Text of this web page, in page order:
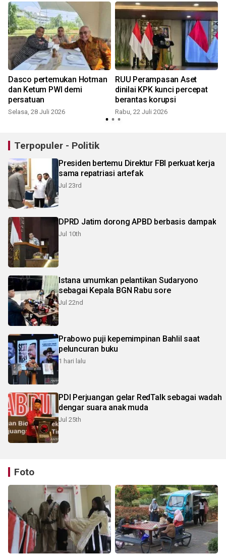
Dasco pertemukan Hotman
dan Ketum PWI demi
persatuan
Selasa, 28 Juli 2026
RUU Perampasan Aset
dinilai KPK kunci percepat
berantas korupsi
Rabu, 22 Juli 2026
Terpopuler - Politik
Presiden bertemu Direktur FBI perkuat kerja
sama repatriasi artefak
Jul 23rd
DPRD Jatim dorong APBD berbasis dampak
Jul 10th
Istana umumkan pelantikan Sudaryono
sebagai Kepala BGN Rabu sore
Jul 22nd
Prabowo puji kepemimpinan Bahlil saat
peluncuran buku
1 hari lalu
PDI Perjuangan gelar RedTalk sebagai wadah
dengar suara anak muda
Jul 25th
Foto